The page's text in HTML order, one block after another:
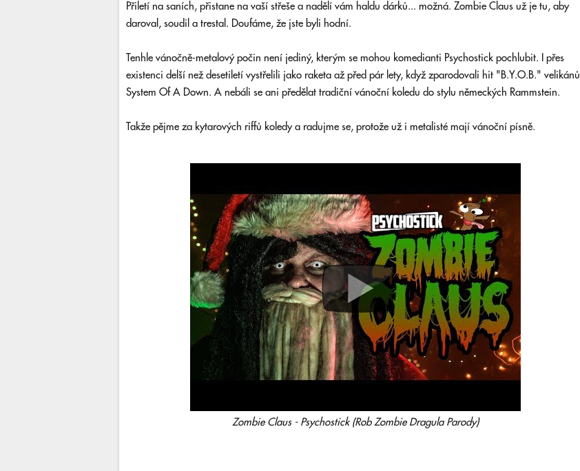
Přiletí na saních, přistane na vaší střeše a nadělí vám haldu dárků... možná. Zombie Claus už je tu, aby
daroval, soudil a trestal. Doufáme, že jste byli hodní.
Tenhle vánočně-metalový počin není jediný, kterým se mohou komedianti Psychostick pochlubit. I přes
existenci delší než desetiletí vystřelili jako raketa až před pár lety, když zparodovali hit "B.Y.O.B." velikánů
System Of A Down. A nebáli se ani předělat tradiční vánoční koledu do stylu německých Rammstein.
Takže pějme za kytarových riffů koledy a radujme se, protože už i metalisté mají vánoční písně.
Zombie Claus - Psychostick (Rob Zombie Dragula Parody)